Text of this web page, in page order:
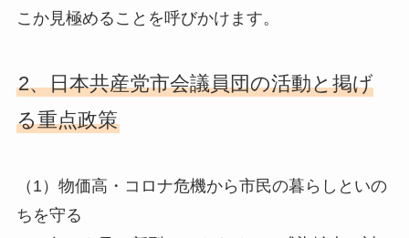
こか見極めることを呼びかけます。
2、日本共産党市会議員団の活動と掲げ
る重点政策
（1）物価高・コロナ危機から市民の暮らしといの
ちを守る